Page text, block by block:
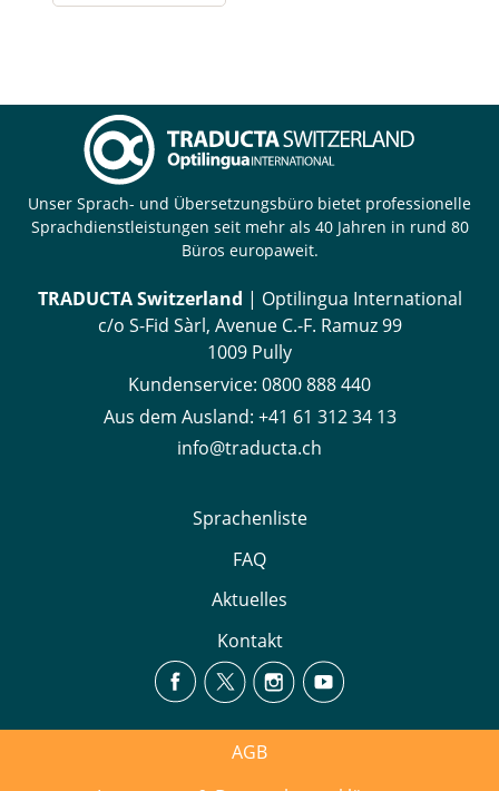
Unser Sprach- und Übersetzungsbüro bietet professionelle
Sprachdienstleistungen seit mehr als 40 Jahren in rund 80
Büros europaweit.
TRADUCTA Switzerland | Optilingua International
c/o S-Fid Sàrl, Avenue C.-F. Ramuz 99
1009 Pully
Kundenservice: 0800 888 440
Aus dem Ausland: +41 61 312 34 13
info@traducta.ch
Sprachenliste
FAQ
Aktuelles
Kontakt
AGB